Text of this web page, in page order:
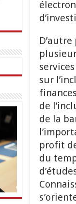
sur
de
de la
profit
du